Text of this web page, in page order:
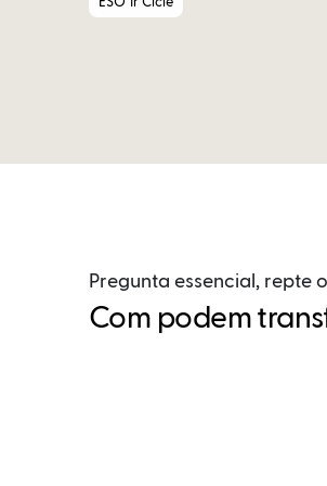
Pregunta essencial, repte
Com podem